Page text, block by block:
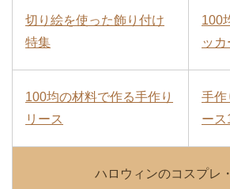
切り絵を使った飾り付け
特集
100
ッカ
100均の材料で作る手作り
リース
手作
ース
ハロウィンのコスプレ